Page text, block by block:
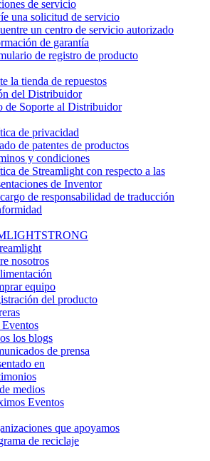
de servicio
una solicitud de servicio
un centro de servicio autorizado
de garantía
de registro de producto
la tienda de repuestos
del Distribuidor
de Soporte al Distribuidor
de privacidad
de patentes de productos
y condiciones
de Streamlight con respecto a las
de Inventor
de responsabilidad de traducción
nosotros
equipo
del producto
los blogs
de prensa
en
medios
Eventos
que apoyamos
de reciclaje